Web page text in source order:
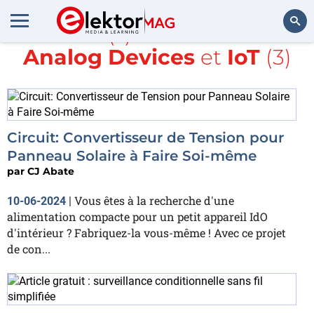
Rechercher
Article(s) avec la balise
Analog Deviceset IoT(3)
Circuit: Convertisseur de Tension pour
Panneau Solaire à Faire Soi-même
par CJ Abate
10-06-2024 | Vous êtes à la recherche d'une
alimentation compacte pour un petit appareil IdO
d'intérieur ? Fabriquez-la vous-même ! Avec ce projet
de con...